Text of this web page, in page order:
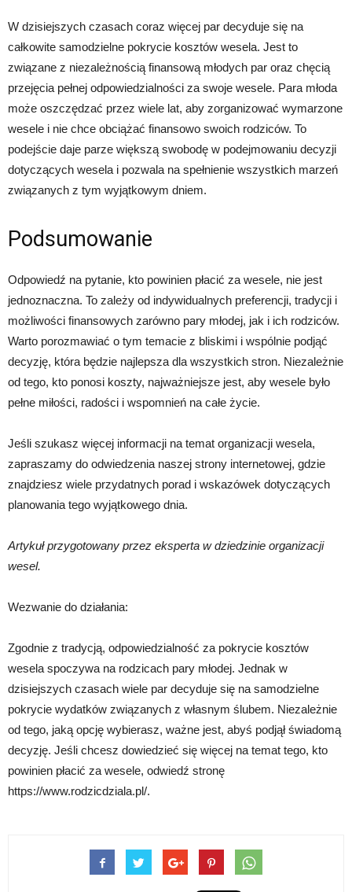
W dzisiejszych czasach coraz więcej par decyduje się na
całkowite samodzielne pokrycie kosztów wesela. Jest to
związane z niezależnością finansową młodych par oraz chęcią
przejęcia pełnej odpowiedzialności za swoje wesele. Para młoda
może oszczędzać przez wiele lat, aby zorganizować wymarzone
wesele i nie chce obciążać finansowo swoich rodziców. To
podejście daje parze większą swobodę w podejmowaniu decyzji
dotyczących wesela i pozwala na spełnienie wszystkich marzeń
związanych z tym wyjątkowym dniem.
Podsumowanie
Odpowiedź na pytanie, kto powinien płacić za wesele, nie jest
jednoznaczna. To zależy od indywidualnych preferencji, tradycji i
możliwości finansowych zarówno pary młodej, jak i ich rodziców.
Warto porozmawiać o tym temacie z bliskimi i wspólnie podjąć
decyzję, która będzie najlepsza dla wszystkich stron. Niezależnie
od tego, kto ponosi koszty, najważniejsze jest, aby wesele było
pełne miłości, radości i wspomnień na całe życie.
Jeśli szukasz więcej informacji na temat organizacji wesela,
zapraszamy do odwiedzenia naszej strony internetowej, gdzie
znajdziesz wiele przydatnych porad i wskazówek dotyczących
planowania tego wyjątkowego dnia.
Artykuł przygotowany przez eksperta w dziedzinie organizacji
wesel.
Wezwanie do działania:
Zgodnie z tradycją, odpowiedzialność za pokrycie kosztów
wesela spoczywa na rodzicach pary młodej. Jednak w
dzisiejszych czasach wiele par decyduje się na samodzielne
pokrycie wydatków związanych z własnym ślubem. Niezależnie
od tego, jaką opcję wybierasz, ważne jest, abyś podjął świadomą
decyzję. Jeśli chcesz dowiedzieć się więcej na temat tego, kto
powinien płacić za wesele, odwiedź stronę
https://www.rodzicdziala.pl/.